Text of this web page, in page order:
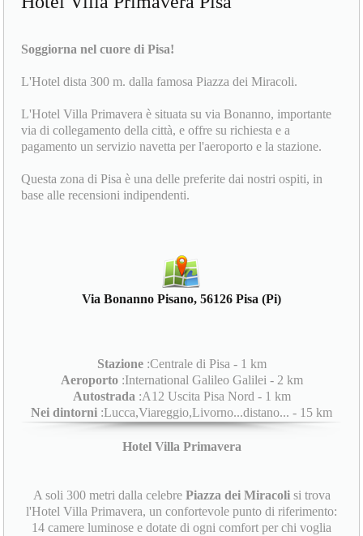
Soggiorna nel cuore di Pisa!
L'Hotel dista 300 m. dalla famosa Piazza dei Miracoli.
L'Hotel Villa Primavera è situata su via Bonanno, importante
via di collegamento della città, e offre su richiesta e a
pagamento un servizio navetta per l'aeroporto e la stazione.
Questa zona di Pisa è una delle preferite dai nostri ospiti, in
base alle recensioni indipendenti.
Via Bonanno Pisano, 56126 Pisa (Pi)
Stazione:Centrale di Pisa - 1 km
Aeroporto:International Galileo Galilei - 2 km
Autostrada :A12 Uscita Pisa Nord - 1 km
Nei dintorni :Lucca,Viareggio,Livorno...distano... - 15 km
Hotel Villa Primavera
A soli 300 metri dalla celebre Piazza dei Miracolisi trova
l'Hotel Villa Primavera, un confortevole punto di riferimento:
14 camere luminose e dotate di ogni comfort per chi voglia